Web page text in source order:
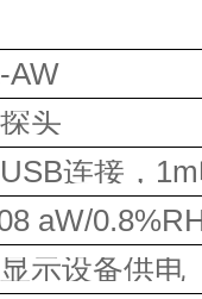
AW
头
连接，
aW/
示设备供电